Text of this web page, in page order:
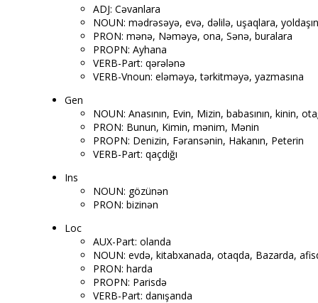
ADJ: Cəvanlara
NOUN: mədrəsəyə, evə, dəlilə, uşaqlara,
PRON: mənə, Nəməyə, ona, Sənə, buralara
PROPN: Ayhana
VERB-Part: qərələnə
VERB-Vnoun: eləməyə, tərkitməyə, yazmasına
Gen
NOUN: Anasının, Evin, Mizin, babasının, kinin,
PRON: Bunun, Kimin, mənim, Mənin
PROPN: Denizin, Fəransənin, Hakanın, Peterin
VERB-Part: qaçdığı
Ins
NOUN: gözünən
PRON: bizinən
Loc
AUX-Part: olanda
NOUN: evdə, kitabxanada, otaqda, Bazarda,
PRON: harda
PROPN: Parisdə
VERB-Part: danışanda